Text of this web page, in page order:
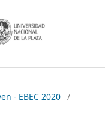
- EBEC 2020 /